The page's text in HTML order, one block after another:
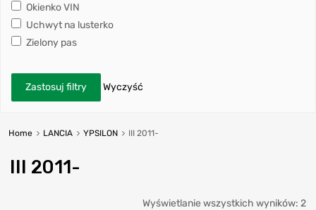
Okienko VIN
Uchwyt na lusterko
Zielony pas
Zastosuj filtry Wyczyść
Home LANCIA YPSILON III 2011-
III 2011-
Wyświetlanie wszystkich wyników: 2